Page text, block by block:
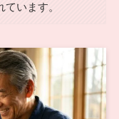
います。